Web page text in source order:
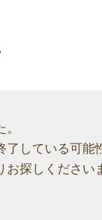
している可能
探しください